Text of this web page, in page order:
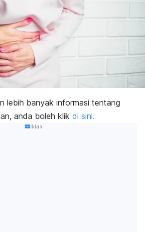
lebih banyak informasi tentang
anda boleh klik di sini.
Iklan